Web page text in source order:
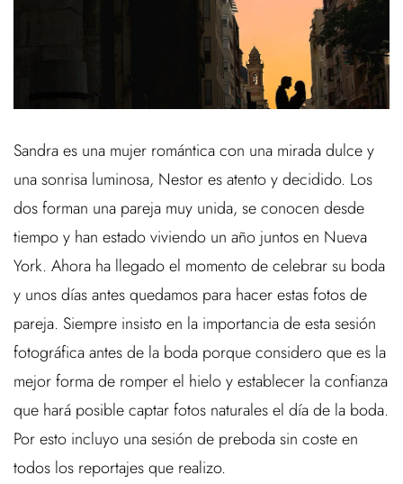
Sandra es una mujer romántica con una mirada dulce y
una sonrisa luminosa, Nestor es atento y decidido. Los
dos forman una pareja muy unida, se conocen desde
tiempo y han estado viviendo un año juntos en Nueva
York. Ahora ha llegado el momento de celebrar su boda
y unos días antes quedamos para hacer estas fotos de
pareja. Siempre insisto en la importancia de esta sesión
fotográfica antes de la boda porque considero que es la
mejor forma de romper el hielo y establecer la confianza
que hará posible captar fotos naturales el día de la boda.
Por esto incluyo una sesión de preboda sin coste en
todos los reportajes que realizo.